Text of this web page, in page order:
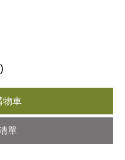
物車
單